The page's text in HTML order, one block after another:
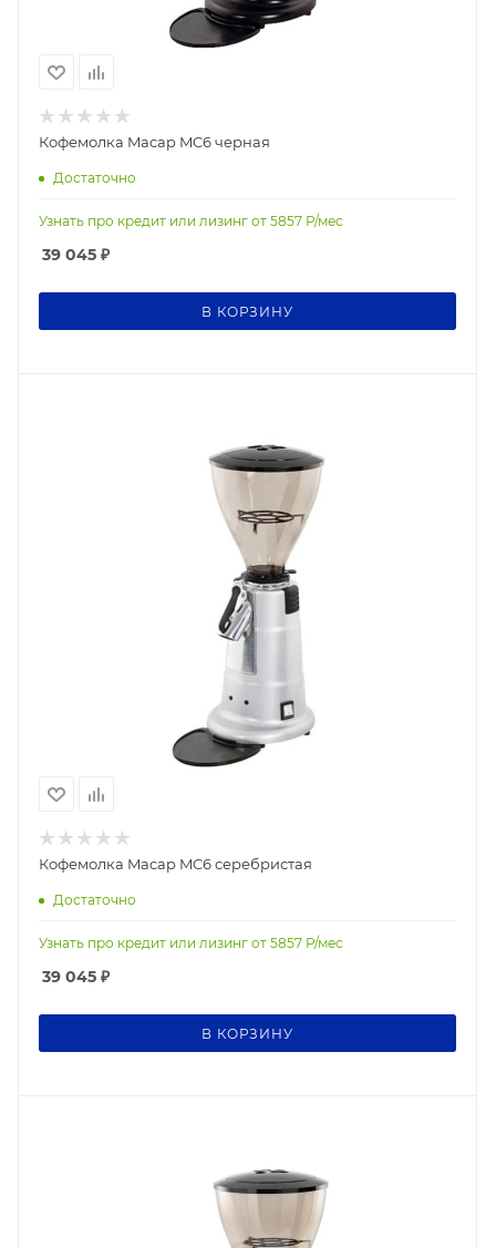
Кофемолка Macap MC6 черная
Достаточно
Узнать про кредит или лизинг от 5857 Р/мес
39 045 ₽
В КОРЗИНУ
Кофемолка Macap MC6 серебристая
Достаточно
Узнать про кредит или лизинг от 5857 Р/мес
39 045 ₽
В КОРЗИНУ